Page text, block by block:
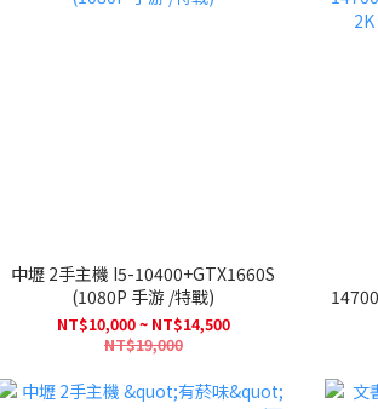
中壢 2手主機 I5-10400+GTX1660S
(1080P 手游 /特戰)
NT$10,000 ~ NT$14,500
NT$19,000